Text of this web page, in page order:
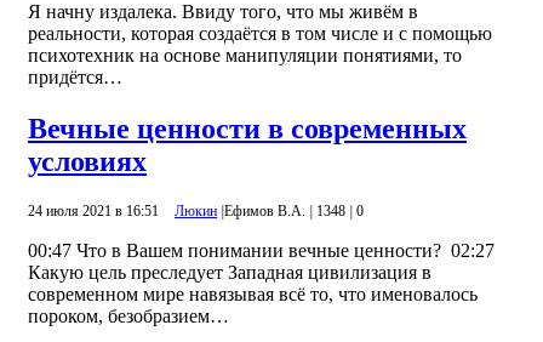
Я начну издалека. Ввиду того, что мы живём в
реальности, которая создаётся в том числе и с помощью
психотехник на основе манипуляции понятиями, то
придётся…
Вечные ценности в современных
условиях
24 июля 2021 в 16:51 Люкин Ефимов В.А. 1348 0
00:47 Что в Вашем понимании вечные ценности? 02:27
Какую цель преследует Западная цивилизация в
современном мире навязывая всё то, что именовалось
пороком, безобразием…